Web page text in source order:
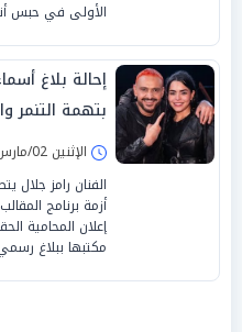
الأولى في حبس
إحالة بلاغ
بتهمة التنمر
الإثنين 02/مارس/2026 - 10:18 م
الفنان رامز جلال
أزمة برنامج
إعلان المحامية
مكتبها ببلاغ